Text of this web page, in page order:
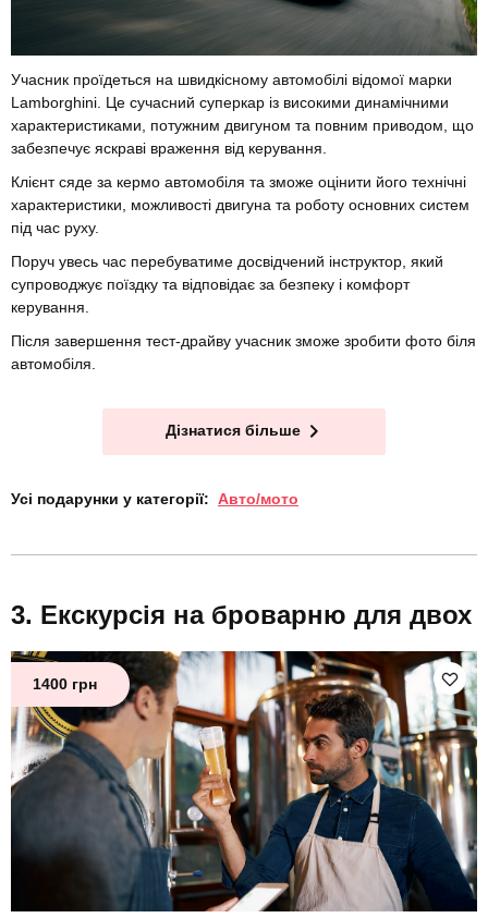
Учасник проїдеться на швидкісному автомобілі відомої марки
Lamborghini. Це сучасний суперкар із високими динамічними
характеристиками, потужним двигуном та повним приводом, що
забезпечує яскраві враження від керування.
Клієнт сяде за кермо автомобіля та зможе оцінити його технічні
характеристики, можливості двигуна та роботу основних систем
під час руху.
Поруч увесь час перебуватиме досвідчений інструктор, який
супроводжує поїздку та відповідає за безпеку і комфорт
керування.
Після завершення тест-драйву учасник зможе зробити фото біля
автомобіля.
Дізнатися більше
Усі подарунки у категорії: Авто/мото
Екскурсія на броварню для двох
1400 грн